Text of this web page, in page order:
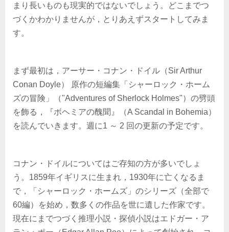
まり長いものも現実的ではないでしょう。どこまでつ
づくかわかりませんが，とりあえずスタートしてみま
す。
まず最初は，アーサー・コナン・ドイル（Sir Arthur
Conan Doyle） 原作の短編集「シャーロック・ホーム
ズの冒険」（"Adventures of Sherlock Holmes"）の劈頭
を飾る，『ボヘミアの醜聞』（A Scandal in Bohemia）
を読んでいきます。週に1 ～ 2 回の更新の予定です。
コナン・ドイルについてはご存知の方が多いでしょ
う。1859年イギリスに生まれ，1930年に亡くなるま
で，「シャーロック・ホームズ」のシリーズ（全部で
60編）を始め，数多くの作品を世に遺した作家です。
現在にまでつづく推理小説・探偵小説はエドガー・ア